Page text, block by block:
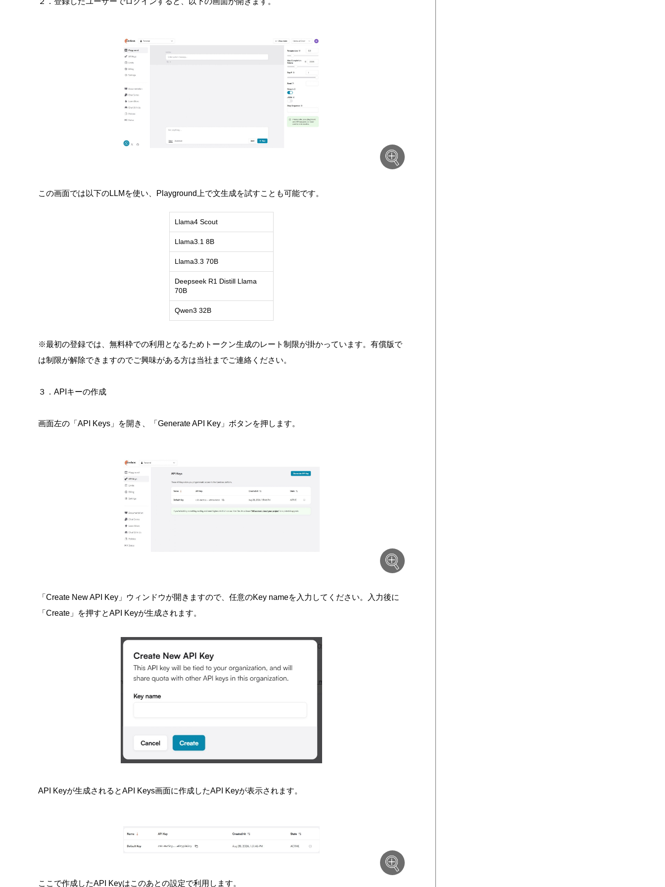
この画面では以下のLLMを使い、Playground上で文生成を試すことも可能です。
Llama4 Scout
Llama3.1 8B
Llama3.3 70B
Deepseek R1 Distill Llama
70B
Qwen3 32B
※最初の登録では、無料枠での利用となるためトークン生成のレート制限が掛かっています。有償版で
は制限が解除できますのでご興味がある方は当社までご連絡ください。
３．APIキーの作成
画面左の「API Keys」を開き、「Generate API Key」ボタンを押します。
「Create New API Key」ウィンドウが開きますので、任意のKey nameを入力してください。入力後に
「Create」を押すとAPI Keyが生成されます。
API Keyが生成されるとAPI Keys画面に作成したAPI Keyが表示されます。
ここで作成したAPI Keyはこのあとの設定で利用します。